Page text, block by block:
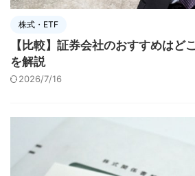
株式・ETF
【比較】証券会社のおすすめはど
を解説
2026/7/16